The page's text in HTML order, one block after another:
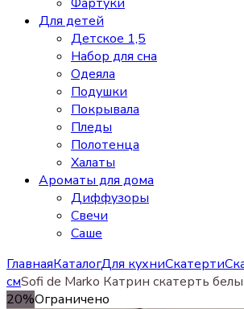
Для детей
Детское 1,5
Набор для сна
Одеяла
Подушки
Покрывала
Пледы
Полотенца
Халаты
Ароматы для дома
Диффузоры
Свечи
Cаше
ГлавнаяКаталогДля кухниСкатерти
смSofi de Marko Катрин скатерть
20%Ограничено